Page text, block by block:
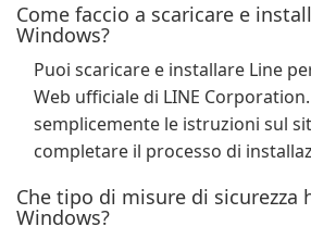
Come faccio a scaricare e
Windows?
Puoi scaricare e installare Line
Web ufficiale di LINE
semplicemente le istruzioni sul
completare il processo di
Che tipo di misure di sicurezza
Windows?